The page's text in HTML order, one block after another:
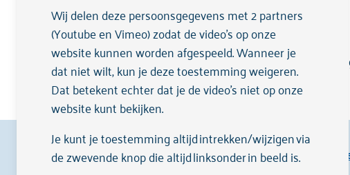
Door wie?
Bij een WRAP-training zijn ‘facilitators’
facilitator te zijn voor anderen.
Cliënten beoordelen ons met een9,1opZorgkaart
Wij delen deze persoonsgegevens met 2 partners
(Youtube en Vimeo) zodat de video's op onze
website kunnen worden afgespeeld. Wanneer je
dat niet wilt, kun je deze toestemming weigeren.
Dat betekent echter dat je de video’s niet op onze
website kunt bekijken.
Je kunt je toestemming altijd intrekken/wijzigen via
de zwevende knop die altijd linksonder in beeld is.